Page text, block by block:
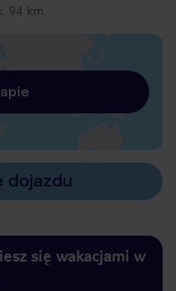
94 km
dojazdu
się wakacjami w